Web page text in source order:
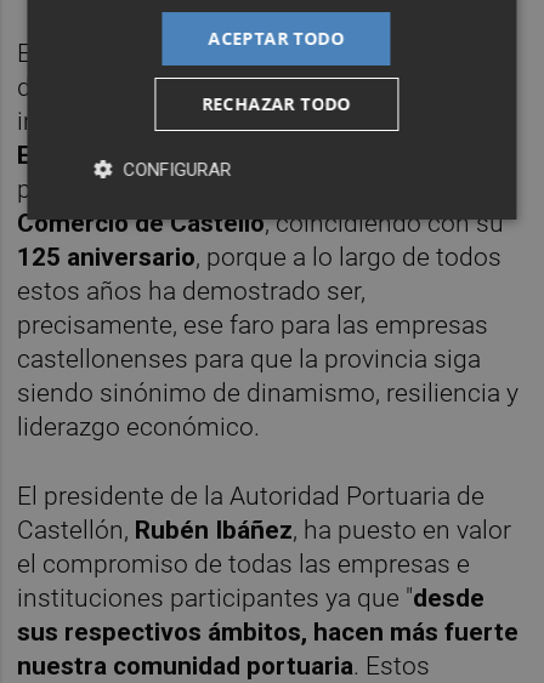
En otro orden, cabe destacar que la máxima
distinción reservada para méritos de
impacto social excepcional "
Extraordinario PortCastelló
por primera vez es para la
Comercio de Castelló, coincidiendo con su
125 aniversario, porque a lo largo de todos
estos años ha demostrado ser,
precisamente, ese faro para las empresas
castellonenses para que la provincia siga
siendo sinónimo de dinamismo, resiliencia y
liderazgo económico.
El presidente de la Autoridad Portuaria de
Castellón, Rubén Ibáñez, ha puesto en valor
el compromiso de todas las empresas e
instituciones participantes ya que "desde
sus respectivos ámbitos, hacen más fuerte
nuestra comunidad portuaria. Estos
ACEPTAR TODO
RECHAZAR TODO
CONFIGURAR